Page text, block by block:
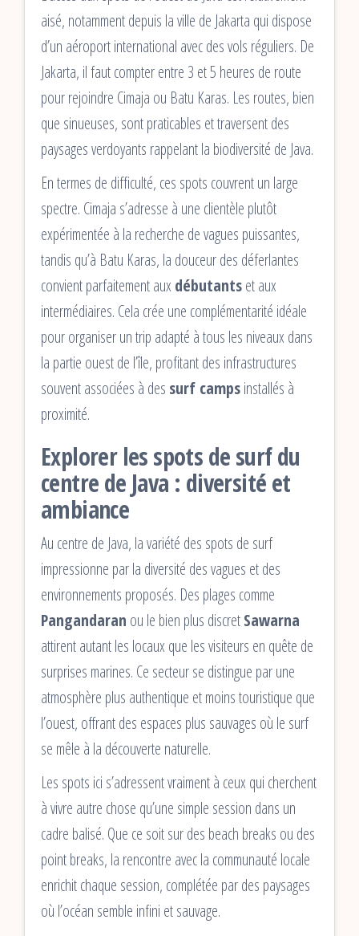
aisé, notamment depuis la ville de Jakarta qui dispose
d’un aéroport international avec des vols réguliers. De
Jakarta, il faut compter entre 3 et 5 heures de route
pour rejoindre Cimaja ou Batu Karas. Les routes, bien
que sinueuses, sont praticables et traversent des
paysages verdoyants rappelant la biodiversité de Java.
En termes de difficulté, ces spots couvrent un large
spectre. Cimaja s’adresse à une clientèle plutôt
expérimentée à la recherche de vagues puissantes,
tandis qu’à Batu Karas, la douceur des déferlantes
convient parfaitement aux débutantset aux
intermédiaires. Cela crée une complémentarité idéale
pour organiser un trip adapté à tous les niveaux dans
la partie ouest de l’île, profitant des infrastructures
souvent associées à des surf campsinstallés à
proximité.
Explorer les spots de surf du
centre de Java : diversité et
ambiance
Au centre de Java, la variété des spots de surf
impressionne par la diversité des vagues et des
environnements proposés. Des plages comme
Pangandaran ou le bien plus discretSawarna
attirent autant les locaux que les visiteurs en quête de
surprises marines. Ce secteur se distingue par une
atmosphère plus authentique et moins touristique que
l’ouest, offrant des espaces plus sauvages où le surf
se mêle à la découverte naturelle.
Les spots ici s’adressent vraiment à ceux qui cherchent
à vivre autre chose qu’une simple session dans un
cadre balisé. Que ce soit sur des beach breaks ou des
point breaks, la rencontre avec la communauté locale
enrichit chaque session, complétée par des paysages
où l’océan semble infini et sauvage.